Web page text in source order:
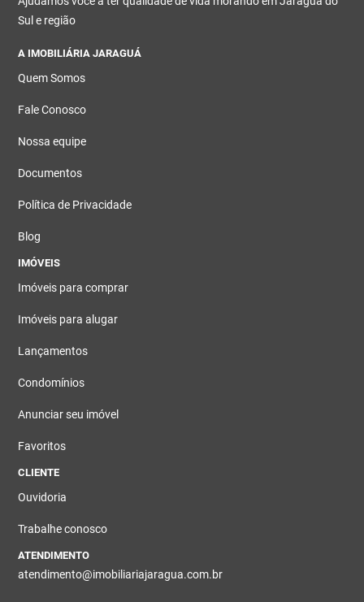
Sul e região
A IMOBILIÁRIA JARAGUÁ
Quem Somos
Fale Conosco
Nossa equipe
Documentos
Política de Privacidade
Blog
IMÓVEIS
Imóveis para comprar
Imóveis para alugar
Lançamentos
Condomínios
Anunciar seu imóvel
Favoritos
CLIENTE
Ouvidoria
Trabalhe conosco
ATENDIMENTO
atendimento@imobiliariajaragua.com.br